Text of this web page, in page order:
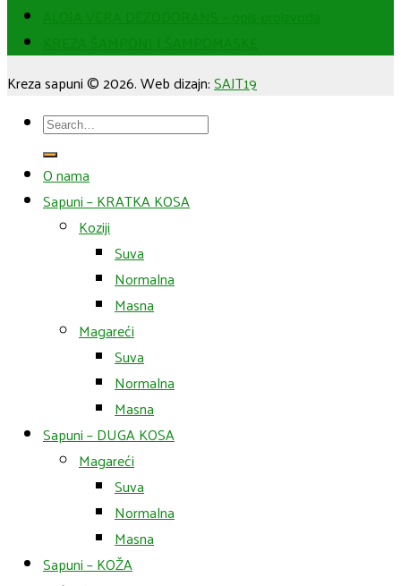
Kreza sapuni © 2026. Web dizajn:SAJT19
Search
for:
O nama
Sapuni – KRATKA KOSA
Koziji
Suva
Normalna
Masna
Magareći
Suva
Normalna
Masna
Sapuni – DUGA KOSA
Magareći
Suva
Normalna
Masna
Sapuni – KOŽA